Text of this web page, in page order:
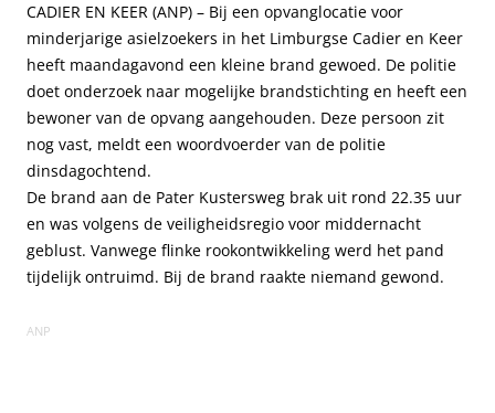
CADIER EN KEER (ANP) – Bij een opvanglocatie voor
minderjarige asielzoekers in het Limburgse Cadier en Keer
heeft maandagavond een kleine brand gewoed. De politie
doet onderzoek naar mogelijke brandstichting en heeft een
bewoner van de opvang aangehouden. Deze persoon zit
nog vast, meldt een woordvoerder van de politie
dinsdagochtend.
De brand aan de Pater Kustersweg brak uit rond 22.35 uur
en was volgens de veiligheidsregio voor middernacht
geblust. Vanwege flinke rookontwikkeling werd het pand
tijdelijk ontruimd. Bij de brand raakte niemand gewond.
ANP